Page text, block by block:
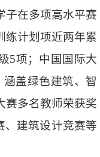
子在多项高水平赛
练计划项近两年累
5项；中国国际大
盖绿色建筑、智
赛多名教师荣获奖
、建筑设计竞赛等